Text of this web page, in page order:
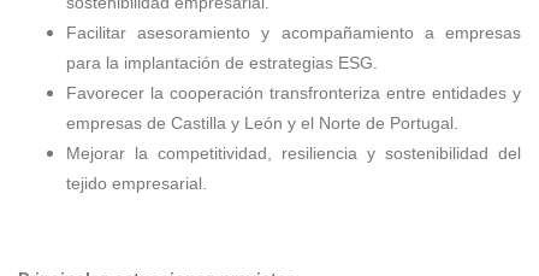
Facilitar asesoramiento y acompañamiento a empresas
para la implantación de estrategias ESG.
Favorecer la cooperación transfronteriza entre entidades y
empresas de Castilla y León y el Norte de Portugal.
Mejorar la competitividad, resiliencia y sostenibilidad del
tejido empresarial.